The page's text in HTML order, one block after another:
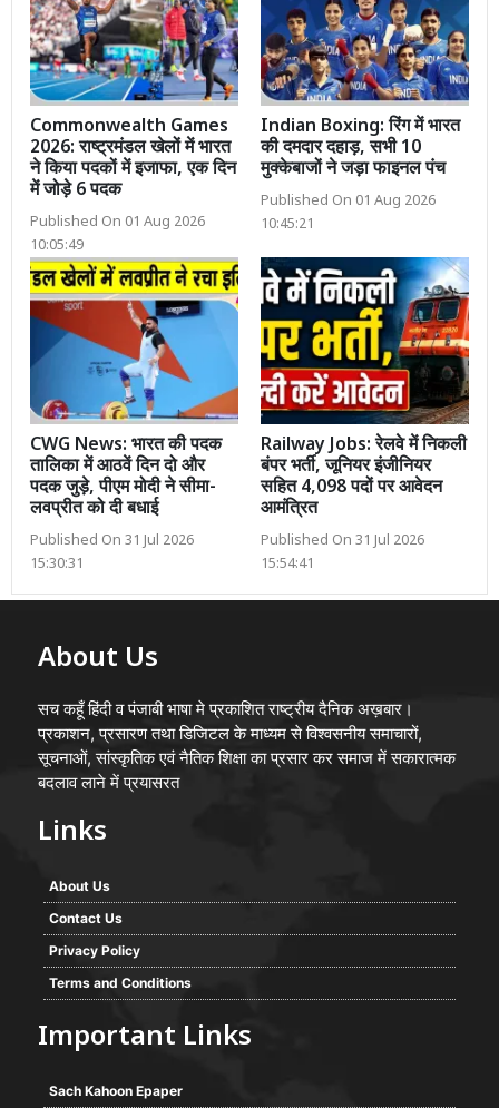
Commonwealth Games
2026: राष्ट्रमंडल खेलों में भारत
ने किया पदकों में इजाफा, एक दिन
में जोड़े 6 पदक
Published On 01 Aug 2026
10:05:49
Indian Boxing: रिंग में भारत
की दमदार दहाड़, सभी 10
मुक्केबाजों ने जड़ा फाइनल पंच
Published On 01 Aug 2026
10:45:21
CWG News: भारत की पदक
तालिका में आठवें दिन दो और
पदक जुड़े, पीएम मोदी ने सीमा-
लवप्रीत को दी बधाई
Published On 31 Jul 2026
15:30:31
Railway Jobs: रेलवे में निकली
बंपर भर्ती, जूनियर इंजीनियर
सहित 4,098 पदों पर आवेदन
आमंत्रित
Published On 31 Jul 2026
15:54:41
About Us
सच कहूँ हिंदी व पंजाबी भाषा मे प्रकाशित राष्ट्रीय दैनिक अख़बार।
प्रकाशन, प्रसारण तथा डिजिटल के माध्यम से विश्वसनीय समाचारों,
सूचनाओं, सांस्कृतिक एवं नैतिक शिक्षा का प्रसार कर समाज में सकारात्मक
बदलाव लाने में प्रयासरत
Links
About Us
Contact Us
Privacy Policy
Terms and Conditions
Important Links
Sach Kahoon Epaper